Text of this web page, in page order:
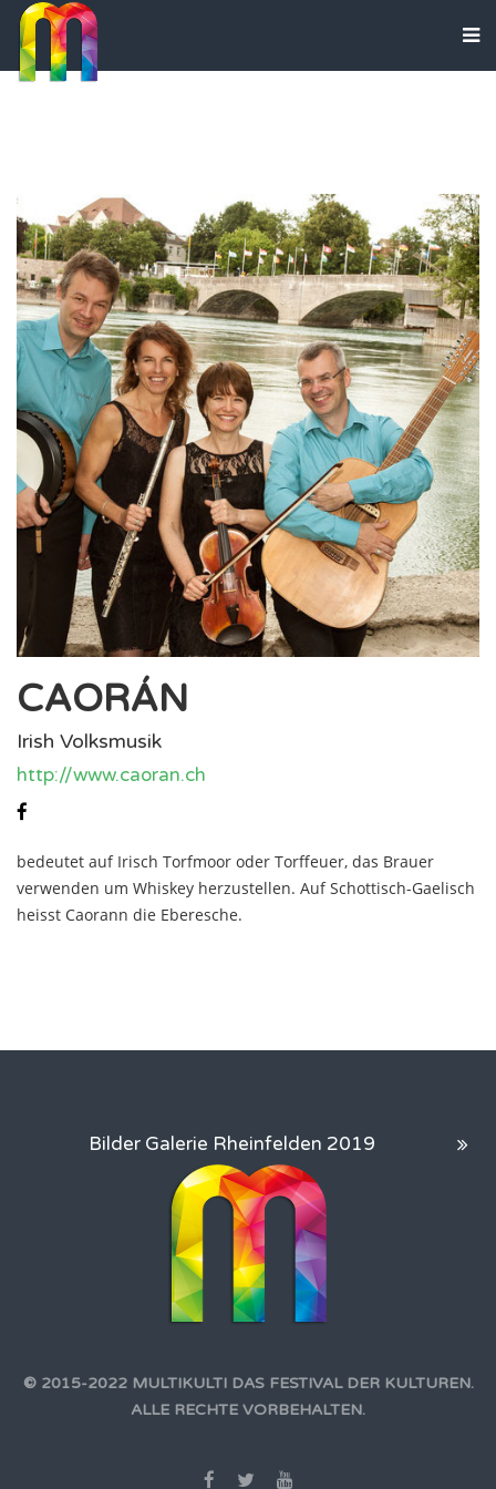
CAORÁN
Irish Volksmusik
http://www.caoran.ch
bedeutet auf Irisch Torfmoor oder Torffeuer, das Brauer
verwenden um Whiskey herzustellen. Auf Schottisch-Gaelisch
heisst Caorann die Eberesche.
Bilder Galerie Rheinfelden 2019
© 2015-2022 MULTIKULTI DAS FESTIVAL DER KULTUREN.
ALLE RECHTE VORBEHALTEN.